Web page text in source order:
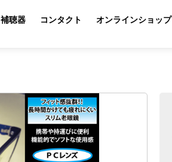
補聴器 コンタクト オンラインショップ